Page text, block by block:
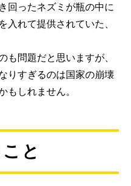
回ったネズミが瓶の中に
入れて提供されていた、
も問題だと思いますが、
りすぎるのは国家の崩壊
もしれません。
と